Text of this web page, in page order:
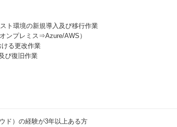
ト環境の新規導入及び移行作業
ンプレミス⇒Azure/AWS）
ける更改作業
び復旧作業
ド）の経験が3年以上ある方